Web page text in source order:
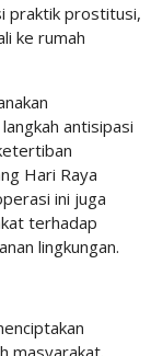
praktik prostitusi,
ke rumah
antisipasi
Hari Raya
ini juga
terhadap
lingkungan.